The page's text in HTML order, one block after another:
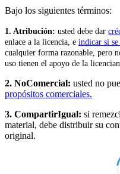
Bajo los siguientes términos:
1. Atribución: usted debe dar
enlace a la licencia, e indicar si
cualquier forma razonable, pero
uso tienen el apoyo de la
2. NoComercial: usted no
propósitos comerciales.
3. CompartirIgual: si
material, debe distribuir su
original.